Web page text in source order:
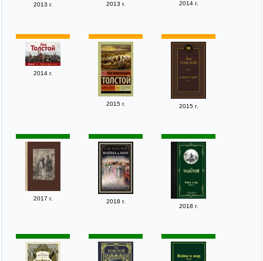
2013 г. 2013 г. 2014 г.
2014 г.
2015 г. 2015 г.
2017 г. 2018 г.
2018 г.